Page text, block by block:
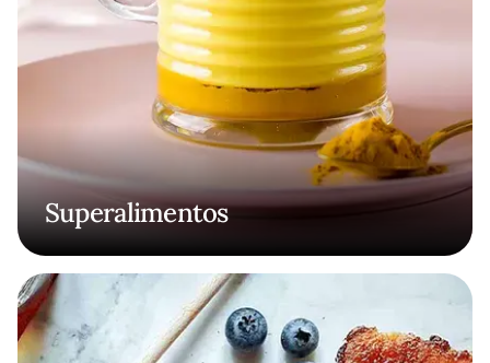
Superalimentos